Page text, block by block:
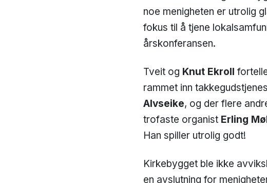
noe menigheten er utrolig
fokus til å tjene
årskonferansen.
Tveit og Knut Ekroll
rammet inn
Alvseike, og der flere
trofaste organist Erling
Han spiller utrolig godt!
Kirkebygget ble ikke
en avslutning for